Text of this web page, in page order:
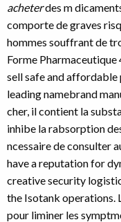
acheterdes m
comporte de graves
hommes souffrant de
Forme Pharmaceutique
sell safe and
leading namebrand
cher, il contient la
inhibe la rabsorption
ncessaire de consulter
have a reputation for
creative security
the Isotank operations.
pour liminer les